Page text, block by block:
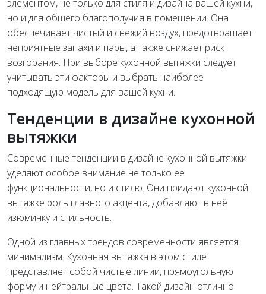
элементом, не только для стиля и дизайна вашей кухни,
но и для общего благополучия в помещении. Она
обеспечивает чистый и свежий воздух, предотвращает
неприятные запахи и пары, а также снижает риск
возгорания. При выборе кухонной вытяжки следует
учитывать эти факторы и выбрать наиболее
подходящую модель для вашей кухни.
Тенденции в дизайне кухонной
вытяжки
Современные тенденции в дизайне кухонной вытяжки
уделяют особое внимание не только ее
функциональности, но и стилю. Они придают кухонной
вытяжке роль главного акцента, добавляют в неё
изюминку и стильность.
Одной из главных трендов современности является
минимализм. Кухонная вытяжка в этом стиле
представляет собой чистые линии, прямоугольную
форму и нейтральные цвета. Такой дизайн отлично